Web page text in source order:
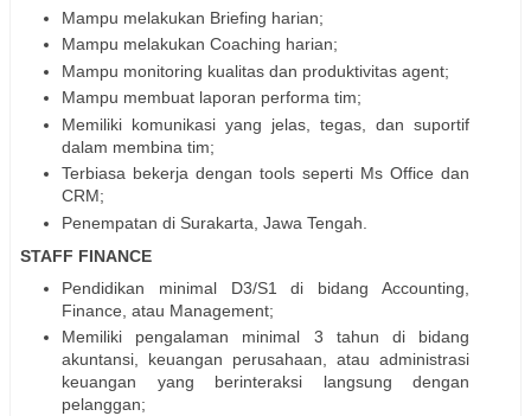
Mampu melakukan Briefing harian;
Mampu melakukan Coaching harian;
Mampu monitoring kualitas dan produktivitas agent;
Mampu membuat laporan performa tim;
Memiliki komunikasi yang jelas, tegas, dan suportif
dalam membina tim;
Terbiasa bekerja dengan tools seperti Ms Office dan
CRM;
Penempatan di Surakarta, Jawa Tengah.
STAFF FINANCE
Pendidikan minimal D3/S1 di bidang Accounting,
Finance, atau Management;
Memiliki pengalaman minimal 3 tahun di bidang
akuntansi, keuangan perusahaan, atau administrasi
keuangan yang berinteraksi langsung dengan
pelanggan;